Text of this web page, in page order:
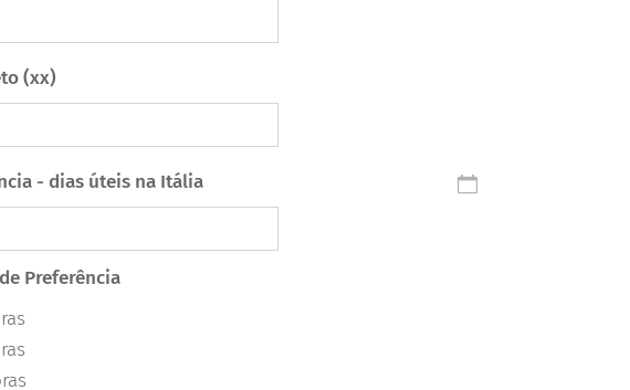
(xx)
- dias úteis na Itália
Preferência